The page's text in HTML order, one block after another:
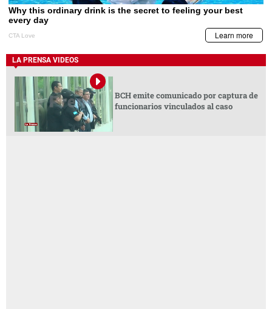
LA PRENSA VIDEOS
BCH emite comunicado por captura de
funcionarios vinculados al caso